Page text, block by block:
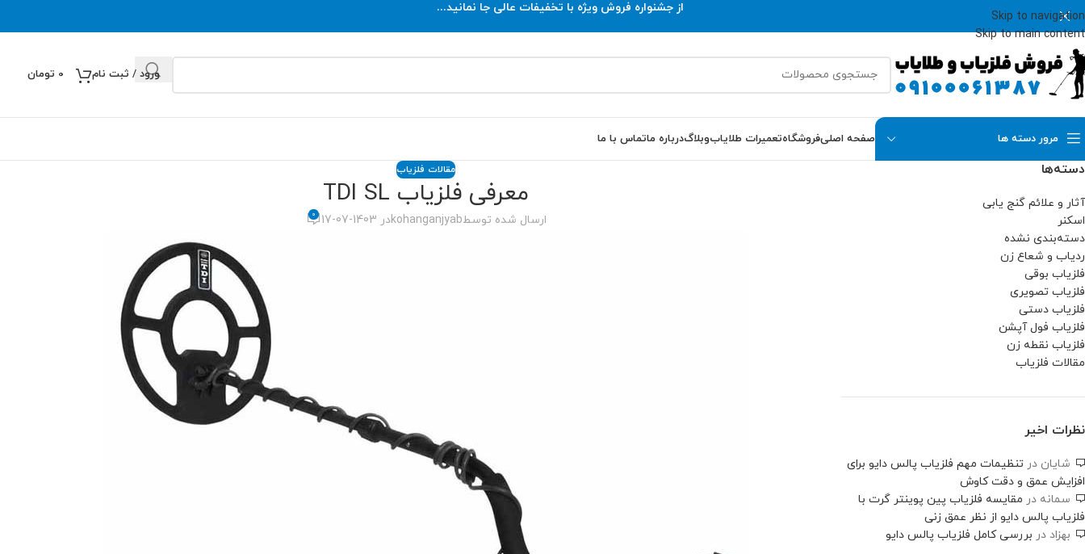
Skip to navigation
Skip to main content
از جشنواره فروش ویژه با تخفیفات عالی جا نمانید...
ورود / ثبت نام 0 تومان
مرور دسته ها صفحه اصلیفروشگاهتعمیرات طلایابوبلاگدرباره ماتماس با ما
دسته‌ها
آثار و علائم گنج یابی
اسکنر
دسته‌بندی نشده
ردیاب و شعاع زن
فلزیاب بوقی
فلزیاب تصویری
فلزیاب دستی
فلزیاب فول آپشن
فلزیاب نقطه زن
مقالات فلزیاب
نظرات اخیر
شایان در تنظیمات مهم فلزیاب پالس دایو برای
افزایش عمق و دقت کاوش
سمانه در مقایسه فلزیاب پین پوینتر گرت با
فلزیاب پالس دایو از نظر عمق زنی
بهزاد در بررسی کامل فلزیاب پالس دایو
مقالات فلزیاب
معرفی فلزیاب TDI SL
ارسال شده توسطkohanganjyabدر 1403-07-17 0